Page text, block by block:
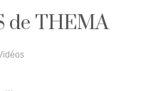
de THEMA
…